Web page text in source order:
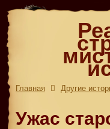
Главная Другие
Ужас